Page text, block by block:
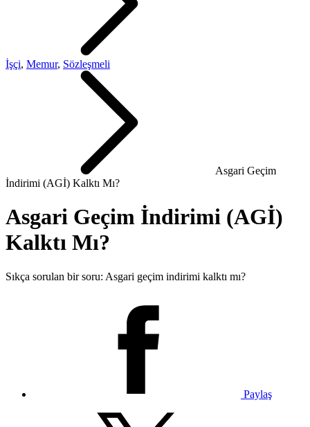
İşçi, Memur, Sözleşmeli
Asgari Geçim
İndirimi (AGİ) Kalktı Mı?
Asgari Geçim İndirimi (AGİ)
Kalktı Mı?
Sıkça sorulan bir soru: Asgari geçim indirimi kalktı mı?
Paylaş